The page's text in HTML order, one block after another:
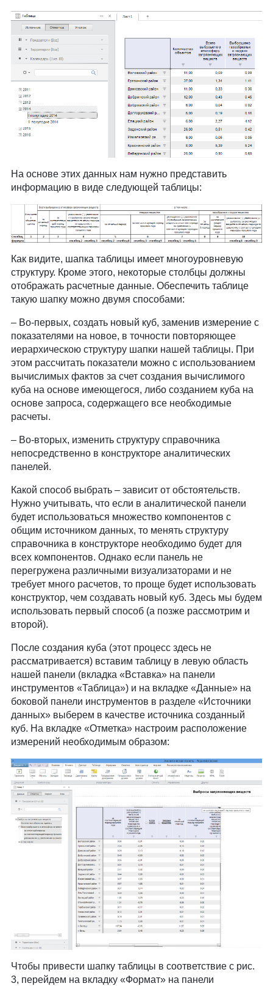
На основе этих данных нам нужно представить
информацию в виде следующей таблицы:
Как видите, шапка таблицы имеет многоуровневую
структуру. Кроме этого, некоторые столбцы должны
отображать расчетные данные. Обеспечить таблице
такую шапку можно двумя способами:
Во-первых, создать новый куб, заменив измерение с
показателями на новое, в точности повторяющее
иерархическою структуру шапки нашей таблицы. При
этом рассчитать показатели можно с использованием
вычислимых фактов за счет создания вычислимого
куба на основе имеющегося, либо созданием куба на
основе запроса, содержащего все необходимые
расчеты.
Во-вторых, изменить структуру справочника
непосредственно в конструкторе аналитических
панелей.
Какой способ выбрать – зависит от обстоятельств.
Нужно учитывать, что если в аналитической панели
будет использоваться множество компонентов с
общим источником данных, то менять структуру
справочника в конструкторе необходимо будет для
всех компонентов. Однако если панель не
перегружена различными визуализаторами и не
требует много расчетов, то проще будет использовать
конструктор, чем создавать новый куб. Здесь мы будем
использовать первый способ (а позже рассмотрим и
второй).
После создания куба (этот процесс здесь не
рассматривается) вставим таблицу в левую область
нашей панели (вкладка «Вставка» на панели
инструментов «Таблица») и на вкладке «Данные» на
боковой панели инструментов в разделе «Источники
данных» выберем в качестве источника созданный
куб. На вкладке «Отметка» настроим расположение
измерений необходимым образом:
Чтобы привести шапку таблицы в соответствие с рис.
3, перейдем на вкладку «Формат» на панели